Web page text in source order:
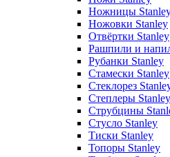
Ножницы
Ножовки Stanley
Отвёртки Stanley
Рашпили и
Рубанки Stanley
Стамески Stanley
Стеклорез
Степлеры Stanley
Струбцины
Стусло Stanley
Тиски Stanley
Топоры Stanley